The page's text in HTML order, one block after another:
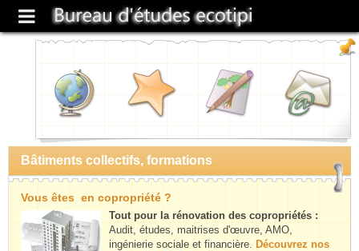
Bâtiments collectifs, formations
Vous êtes en copropriété ?
Tout pour la rénovation des copropriétés :
Audit, études, maitrises d'œuvre, AMO,
ingénierie sociale et financière. Découvrez nos